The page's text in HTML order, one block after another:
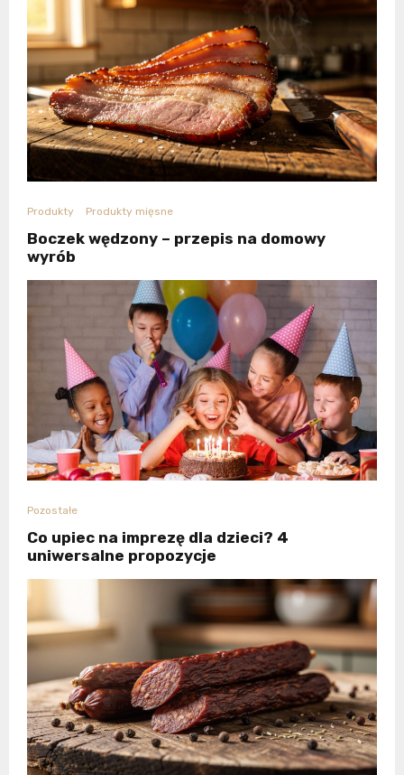
Produkty Produkty mięsne
Boczek wędzony – przepis na domowy
wyrób
Pozostałe
Co upiec na imprezę dla dzieci? 4
uniwersalne propozycje